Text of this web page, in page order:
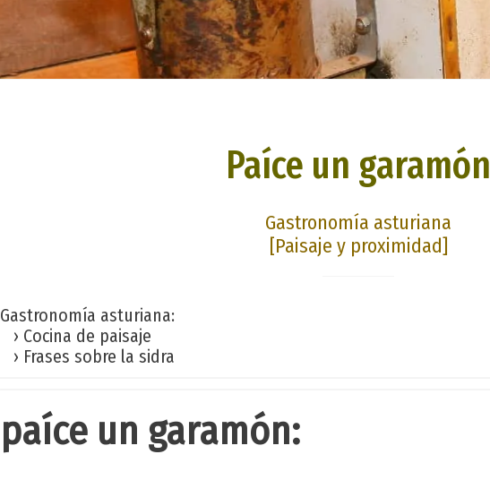
Paíce un garamón
Gastronomía asturiana
[Paisaje y proximidad]
Gastronomía asturiana:
› Cocina de paisaje
› Frases sobre la sidra
paíce un garamón: